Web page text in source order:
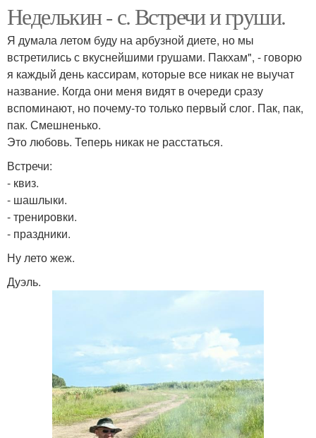
Неделькин - с. Встречи и груши.
Я думала летом буду на арбузной диете, но мы
встретились с вкуснейшими грушами. Пакхам", - говорю
я каждый день кассирам, которые все никак не выучат
название. Когда они меня видят в очереди сразу
вспоминают, но почему-то только первый слог. Пак, пак,
пак. Смешненько.
Это любовь. Теперь никак не расстаться.
Встречи:
- квиз.
- шашлыки.
- тренировки.
- праздники.
Ну лето жеж.
Дуэль.